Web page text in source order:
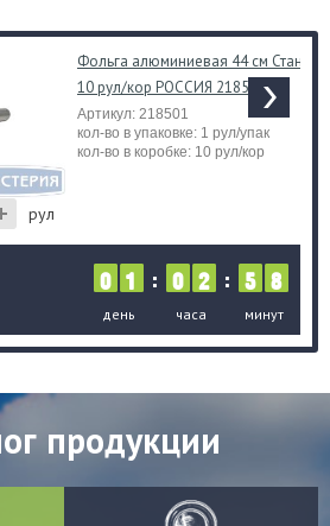
Фольга алюминиевая 44 см
10 рул/кор РОССИЯ 218501
Артикул: 218501
кол-во в упаковке: 1 рул/упак
кол-во в коробке: 10 рул/кор
рул
01
день
02
часа
58
минут
продукции